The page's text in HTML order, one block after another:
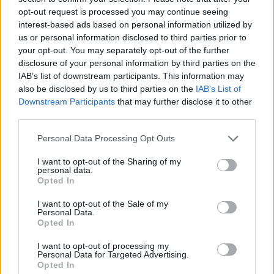
opt-out request is processed you may continue seeing
interest-based ads based on personal information utilized by
us or personal information disclosed to third parties prior to
your opt-out. You may separately opt-out of the further
disclosure of your personal information by third parties on the
IAB’s list of downstream participants. This information may
also be disclosed by us to third parties on the IAB’s List of
Downstream Participants that may further disclose it to other
Personal Data Processing Opt Outs
I want to opt-out of the Sharing of my
personal data.
Opted In
I want to opt-out of the Sale of my
Personal Data.
Opted In
I want to opt-out of processing my
Personal Data for Targeted Advertising.
Opted In
Detta köpte jag nyss-tråden 9738 svar
Senaste inlägget avThe-GOAT för 6 timmar sedaniOff topic
ID 4 vs EX 40 ? 4 svar
Senaste inlägget avMickeEng för 10 timmar sedaniEl- och
hybridbilar
Jag tror att folk köper bil av helt fel
anledning.
33 svar
Ford Mustang e Mac 2023
Senaste inlägget av KenthIJ2 för 16 timmar sedaniEl- och
hybridbilar
Senaste inlägget av kaykay för 21 timmar sedan iEl- och
hybridbilar
244 motorbyte till d5252t
Senaste inlägget av Jeppegaming Igår 00:53